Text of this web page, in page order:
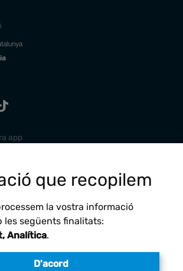
app
que recopilem
la vostra informació
les següents finalitats:
Analítica.
D'acord